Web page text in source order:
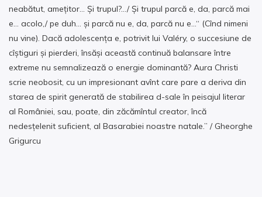
neabătut, amețitor… Și trupul?…/ Și trupul parcă e, da, parcă mai
e… acolo,/ pe duh… și parcă nu e, da, parcă nu e…“ (Cînd nimeni
nu vine). Dacă adolescența e, potrivit lui Valéry, o succesiune de
cîștiguri și pierderi, însăși această continuă balansare între
extreme nu semnalizează o energie dominantă? Aura Christi
scrie neobosit, cu un impresionant avînt care pare a deriva din
starea de spirit generată de stabilirea d-sale în peisajul literar
al României, sau, poate, din zăcămîntul creator, încă
nedesțelenit suficient, al Basarabiei noastre natale.” / Gheorghe
Grigurcu